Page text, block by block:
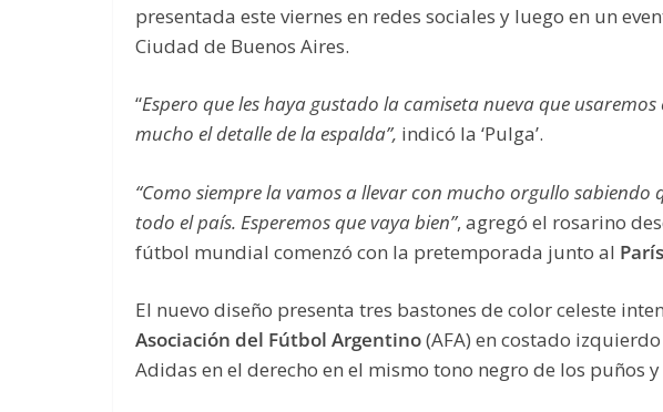
presentada este viernes en redes sociales y luego en un
Ciudad de Buenos Aires.
“Espero que les haya gustado la camiseta nueva que
mucho el detalle de la espalda”, indicó la ‘Pulga’.
“Como siempre la vamos a llevar con mucho orgullo sabiendo
todo el país. Esperemos que vaya bien”, agregó el rosarino
fútbol mundial comenzó con la pretemporada junto al
El nuevo diseño presenta tres bastones de color celeste
Asociación del Fútbol Argentino(AFA) en costado
Adidas en el derecho en el mismo tono negro de los puños